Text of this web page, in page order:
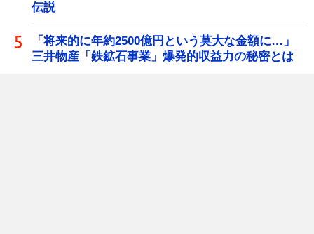
伝説
「将来的に年約2500億円という莫大な金額に…」
三井物産「鉄鉱石事業」爆発的収益力の秘密とは